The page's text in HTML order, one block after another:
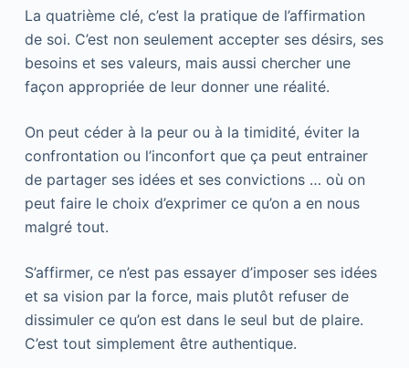
La quatrième clé, c’est la pratique de l’affirmation
de soi. C’est non seulement accepter ses désirs, ses
besoins et ses valeurs, mais aussi chercher une
façon appropriée de leur donner une réalité.
On peut céder à la peur ou à la timidité, éviter la
confrontation ou l’inconfort que ça peut entrainer
de partager ses idées et ses convictions … où on
peut faire le choix d’exprimer ce qu’on a en nous
malgré tout.
S’affirmer, ce n’est pas essayer d’imposer ses idées
et sa vision par la force, mais plutôt refuser de
dissimuler ce qu’on est dans le seul but de plaire.
C’est tout simplement être authentique.